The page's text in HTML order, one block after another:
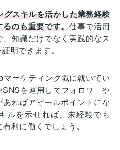
グスキルを活かした業務経験
るのも重要です。仕事で活用
、知識だけでなく実践的なス
明できます。
マーケティング職に就いてい
を運用してフォロワーや
ればアピールポイントにな
ルを示せれば、未経験でも
利に働くでしょう。